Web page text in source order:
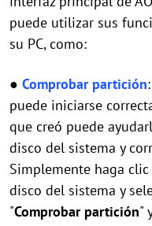
puede utilizar sus
su PC, como:
● Comprobar partición
puede iniciarse
que creó puede
disco del sistema y
Simplemente haga
disco del sistema y
"Comprobar partición"